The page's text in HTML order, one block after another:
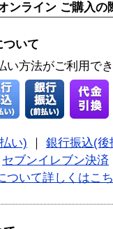
ンライン ご購入の
ついて
い方法がご利用で
い)
銀行振込(後
セブンイレブン決済
ついて詳しくはこ